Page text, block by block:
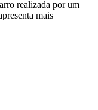
realizada por um
mais